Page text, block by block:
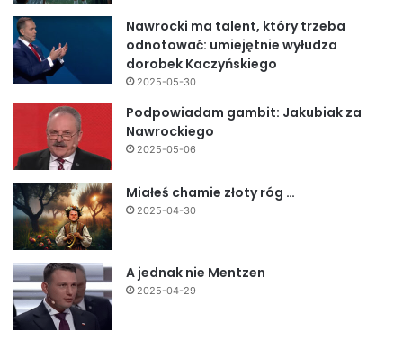
Nawrocki ma talent, który trzeba
odnotować: umiejętnie wyłudza
dorobek Kaczyńskiego
2025-05-30
Podpowiadam gambit: Jakubiak za
Nawrockiego
2025-05-06
Miałeś chamie złoty róg …
2025-04-30
A jednak nie Mentzen
2025-04-29